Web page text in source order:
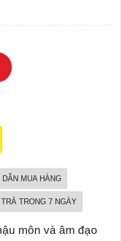
DẪN MUA HÀNG
TRONG 7 NGÀY
môn và âm đạo